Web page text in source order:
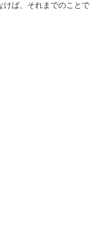
けば、それまでのことで